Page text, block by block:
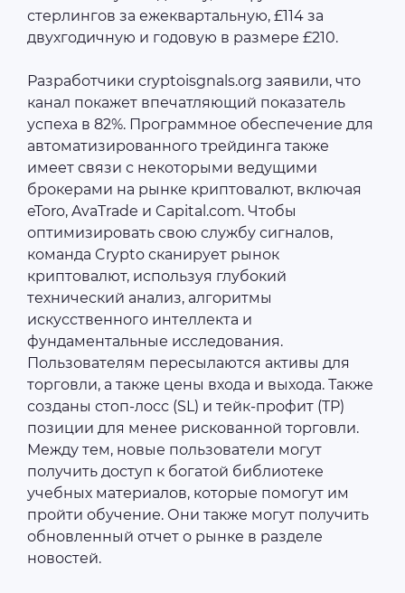
стерлингов за ежеквартальную, £114 за
двухгодичную и годовую в размере £210.
Разработчики cryptoisgnals.org заявили, что
канал покажет впечатляющий показатель
успеха в 82%. Программное обеспечение для
автоматизированного трейдинга также
имеет связи с некоторыми ведущими
брокерами на рынке криптовалют, включая
eToro, AvaTrade и Capital.com. Чтобы
оптимизировать свою службу сигналов,
команда Crypto сканирует рынок
криптовалют, используя глубокий
технический анализ, алгоритмы
искусственного интеллекта и
фундаментальные исследования.
Пользователям пересылаются активы для
торговли, а также цены входа и выхода. Также
созданы стоп-лосс (SL) и тейк-профит (TP)
позиции для менее рискованной торговли.
Между тем, новые пользователи могут
получить доступ к богатой библиотеке
учебных материалов, которые помогут им
пройти обучение. Они также могут получить
обновленный отчет о рынке в разделе
новостей.